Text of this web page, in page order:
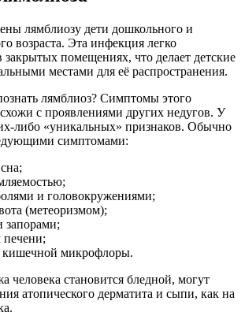
лямблиозу дети дошкольного и
возраста. Эта инфекция легко
закрытых помещениях, что делает детские
местами для её распространения.
лямблиоз? Симптомы этого
схожи с проявлениями других недугов. У
либо «уникальных» признаков. Обычно
симптомами:
и головокружениями;
(метеоризмом);
запорами;
печени;
кишечной микрофлоры.
человека становится бледной, могут
атопического дерматита и сыпи, как на